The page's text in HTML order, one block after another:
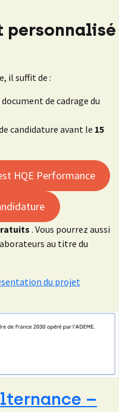
personnalisé
il suffit de :
de cadrage du
candidature avant le 15
HQE Performance
. Vous pourrez aussi
au titre du
du projet
–